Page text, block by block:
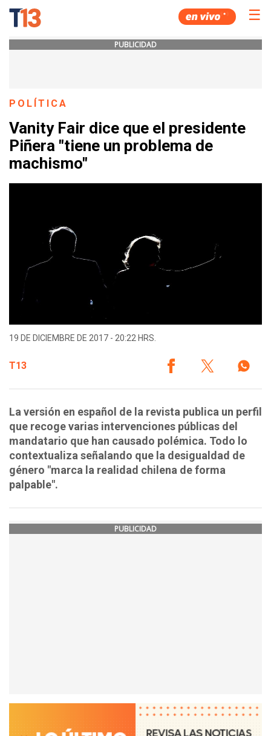
☰
PUBLICIDAD
POLÍTICA
Vanity Fair dice que el presidente
Piñera "tiene un problema de
machismo"
19 DE DICIEMBRE DE 2017 - 20:22 HRS.
T13
La versión en español de la revista publica un perfil
que recoge varias intervenciones públicas del
mandatario que han causado polémica. Todo lo
contextualiza señalando que la desigualdad de
género "marca la realidad chilena de forma
palpable".
PUBLICIDAD